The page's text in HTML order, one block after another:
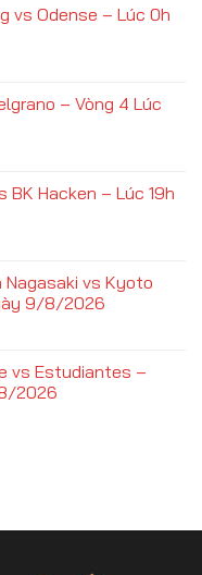
vs Odense – Lúc 0h
– Vòng 4 Lúc
BK Hacken – Lúc 19h
Nagasaki vs Kyoto
9/8/2026
vs Estudiantes –
2026